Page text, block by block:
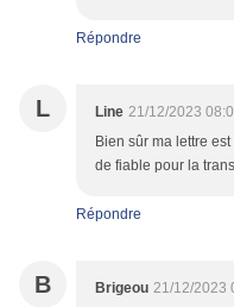
Répondre
L Line 21/12/2023
Bien sûr ma lettre
de fiable pour la
Répondre
B Brigeou 21/12/2023